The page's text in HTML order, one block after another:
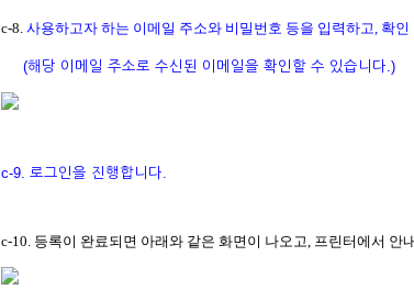
c-8. 사용하고자 하는 이메일 주소와 비밀번호 등을 입력하고, 확
(해당 이메일 주소로 수신된 이메일을 확인할 수 있습니다.)
c-9.로그인을 진행합니다.
c-10. 등록이 완료되면 아래와 같은 화면이 나오고, 프린터에서 안